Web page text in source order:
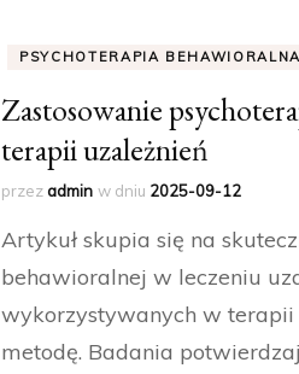
PSYCHOTERAPIA BEHAWIORALNA
Zastosowanie
terapii uzależnień
przezadmin w dniu 2025-09-12
Artykuł skupia się na
behawioralnej w leczeniu
wykorzystywanych w
metodę. Badania